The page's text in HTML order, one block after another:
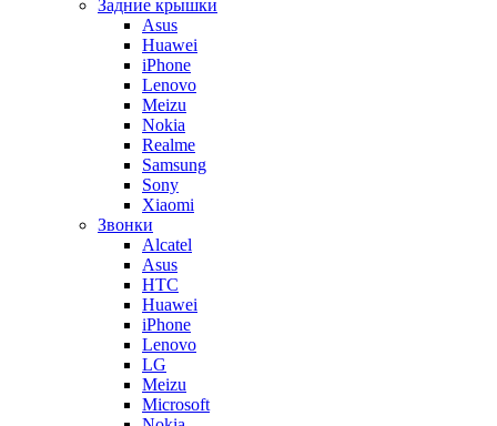
Задние крышки
Asus
Huawei
iPhone
Lenovo
Meizu
Nokia
Realme
Samsung
Sony
Xiaomi
Звонки
Alcatel
Asus
HTC
Huawei
iPhone
Lenovo
LG
Meizu
Microsoft